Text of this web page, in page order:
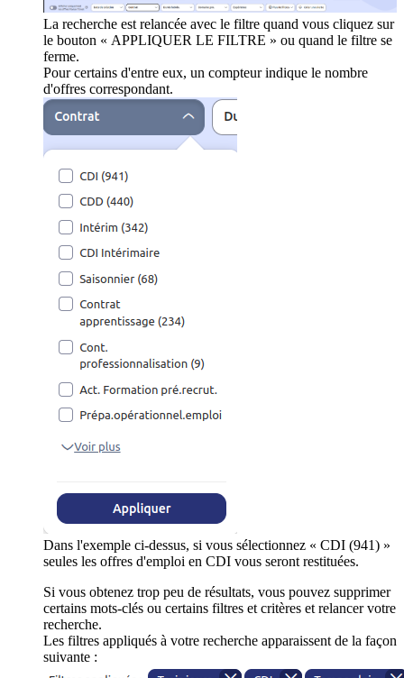
La recherche est relancée avec le filtre quand vous cliquez sur
le bouton « APPLIQUER LE FILTRE » ou quand le filtre se
ferme.
Pour certains d'entre eux, un compteur indique le nombre
d'offres correspondant.
Dans l'exemple ci-dessus, si vous sélectionnez « CDI (941) »
seules les offres d'emploi en CDI vous seront restituées.
Si vous obtenez trop peu de résultats, vous pouvez supprimer
certains mots-clés ou certains filtres et critères et relancer votre
recherche.
Les filtres appliqués à votre recherche apparaissent de la façon
suivante :